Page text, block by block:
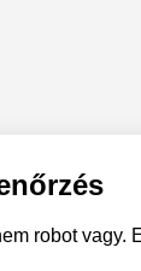
robot vagy.